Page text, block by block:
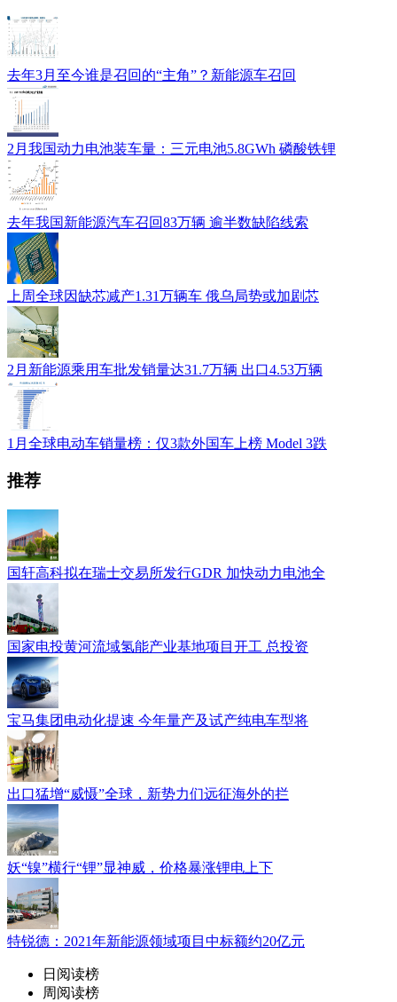
去年3月至今谁是召回的“主角”？新能源车召回
2月我国动力电池装车量：三元电池5.8GWh 磷酸铁锂
去年我国新能源汽车召回83万辆 逾半数缺陷线索
上周全球因缺芯减产1.31万辆车 俄乌局势或加剧芯
2月新能源乘用车批发销量达31.7万辆 出口4.53万辆
1月全球电动车销量榜：仅3款外国车上榜 Model 3跌
推荐
国轩高科拟在瑞士交易所发行GDR 加快动力电池全
国家电投黄河流域氢能产业基地项目开工 总投资
宝马集团电动化提速 今年量产及试产纯电车型将
出口猛增“威慑”全球，新势力们远征海外的拦
妖“镍”横行“锂”显神威，价格暴涨锂电上下
特锐德：2021年新能源领域项目中标额约20亿元
日阅读榜
周阅读榜